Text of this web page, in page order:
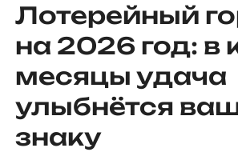
Лотерейный
на 2026 год: в
месяцы удача
улыбнётся
знаку